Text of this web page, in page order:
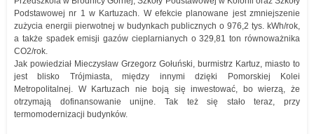
Podstawowej nr 1 w Kartuzach. W efekcie planowane jest zmniejszenie
zużycia energii pierwotnej w budynkach publicznych o 976,2 tys. kWh/rok,
a także spadek emisji gazów cieplarnianych o 329,81 ton równoważnika
CO2/rok.
Jak powiedział Mieczysław Grzegorz Gołuński, burmistrz Kartuz, miasto to
jest blisko Trójmiasta, między innymi dzięki Pomorskiej Kolei
Metropolitalnej. W Kartuzach nie boją się inwestować, bo wierzą, że
otrzymają dofinansowanie unijne. Tak też się stało teraz, przy
termomodernizacji budynków.